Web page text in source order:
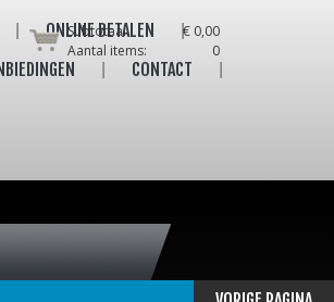
ONLINE BETALEN
CONTACT
Subtotaal:
€ 0,00
Aantal items:
0